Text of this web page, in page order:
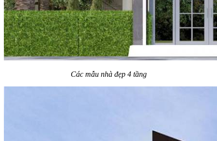
Các mẫu nhà đẹp 4 tầng